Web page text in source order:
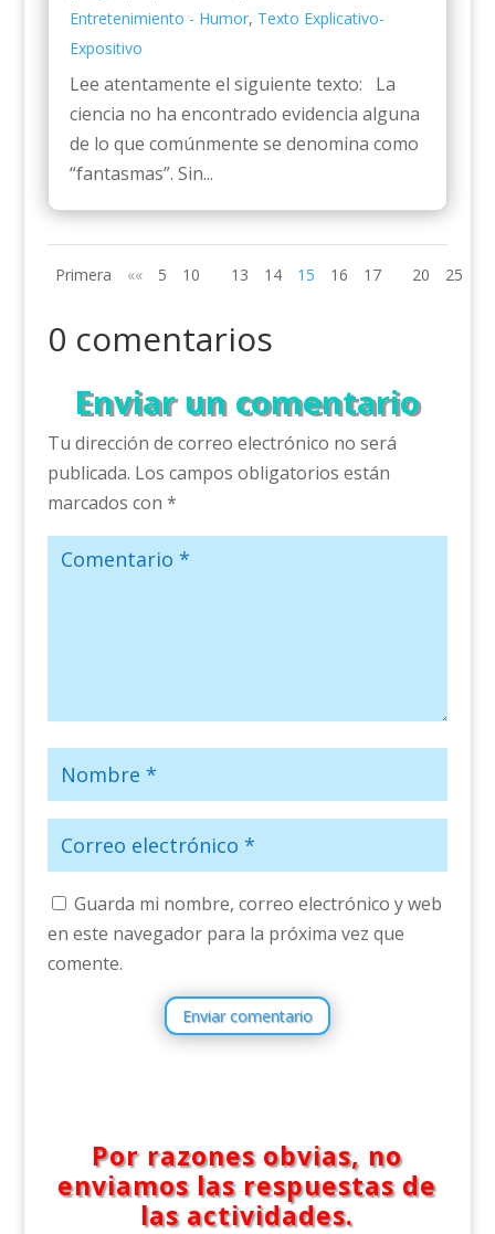
Entretenimiento - Humor, Texto Explicativo-
Expositivo
Lee atentamente el siguiente texto: La
ciencia no ha encontrado evidencia alguna
de lo que comúnmente se denomina como
“fantasmas”. Sin...
Primera «« 5 10 13 14 15 16 17 20 25
0 comentarios
Enviar un comentario
Tu dirección de correo electrónico no será
publicada. Los campos obligatorios están
marcados con *
Guarda mi nombre, correo electrónico y web
en este navegador para la próxima vez que
comente.
Enviar comentario
Por razones obvias, no
enviamos las respuestas de
las actividades.